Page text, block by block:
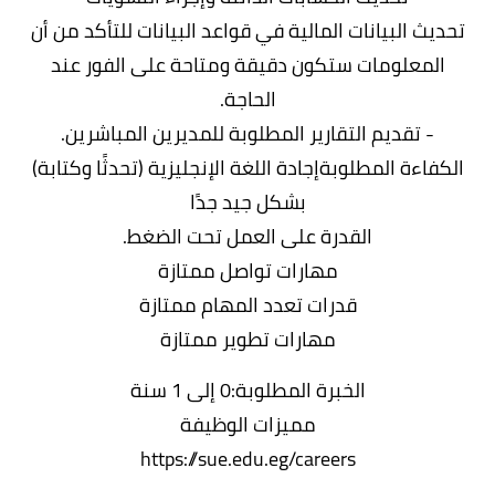
تحديث البيانات المالية في قواعد البيانات للتأكد من أن
المعلومات ستكون دقيقة ومتاحة على الفور عند
الحاجة.
- تقديم التقارير المطلوبة للمديرين المباشرين.
الكفاءة المطلوبةإجادة اللغة الإنجليزية (تحدثًا وكتابة)
بشكل جيد جدًا
القدرة على العمل تحت الضغط.
مهارات تواصل ممتازة
قدرات تعدد المهام ممتازة
مهارات تطوير ممتازة
الخبرة المطلوبة:0 إلى 1 سنة
مميزات الوظيفة
https://sue.edu.eg/careers